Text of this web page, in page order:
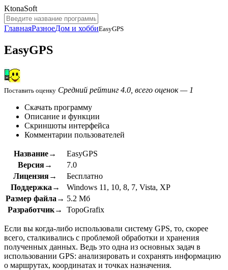
KtonaSoft
ГлавнаяРазноеДом и хоббиEasyGPS
EasyGPS
Поставить оценку Средний рейтинг 4.0, всего оценок — 1
Скачать программу
Описание и функции
Скриншоты интерфейса
Комментарии пользователей
Название→
EasyGPS
Версия→
7.0
Лицензия→
Бесплатно
Поддержка→
Windows 11, 10, 8, 7, Vista, XP
Размер файла→ 5.2 Мб
Разработчик→
TopoGrafix
Если вы когда-либо использовали систему GPS, то, скорее
всего, сталкивались с проблемой обработки и хранения
полученных данных. Ведь это одна из основных задач в
использовании GPS: анализировать и сохранять информацию
о маршрутах, координатах и точках назначения.